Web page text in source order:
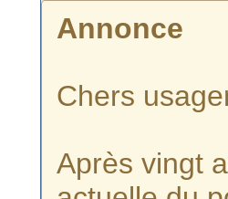
Annonce
Chers
Après vingt